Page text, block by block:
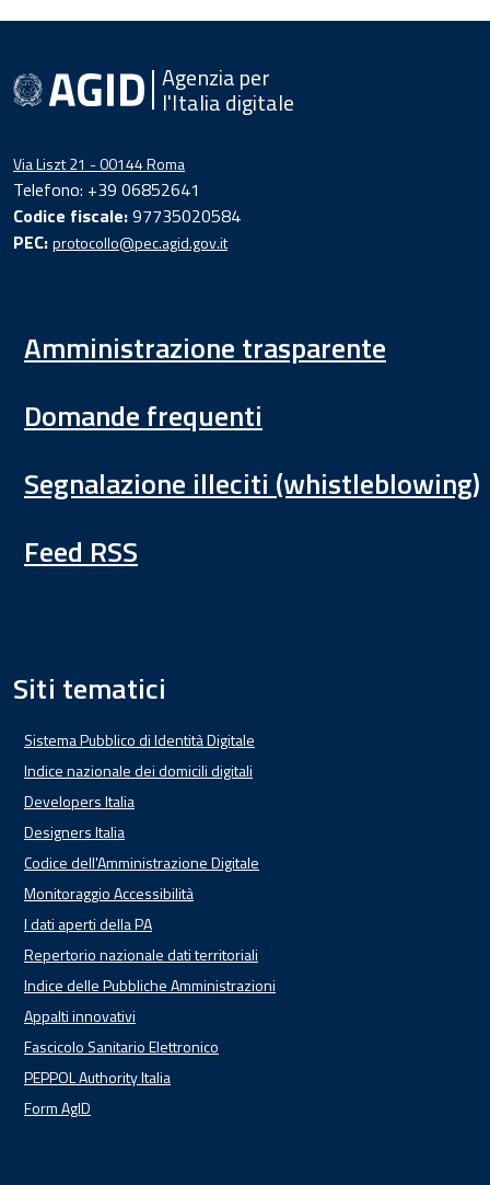
Agenzia per
l'Italia digitale
Via Liszt 21 - 00144 Roma
Telefono: +39 06852641
Codice fiscale:97735020584
PEC:protocollo@pec.agid.gov.it
Amministrazione trasparente
Domande frequenti
Segnalazione illeciti (whistleblowing)
Feed RSS
Siti tematici
Sistema Pubblico di Identità Digitale
Indice nazionale dei domicili digitali
Developers Italia
Designers Italia
Codice dell'Amministrazione Digitale
Monitoraggio Accessibilità
I dati aperti della PA
Repertorio nazionale dati territoriali
Indice delle Pubbliche Amministrazioni
Appalti innovativi
Fascicolo Sanitario Elettronico
PEPPOL Authority Italia
Form AgID